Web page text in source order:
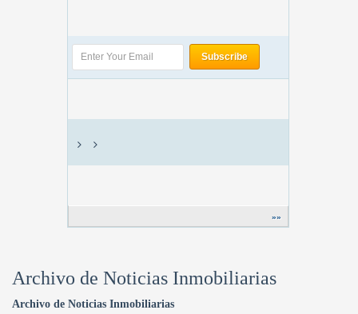
»»
Archivo de Noticias Inmobiliarias
Archivo de Noticias Inmobiliarias